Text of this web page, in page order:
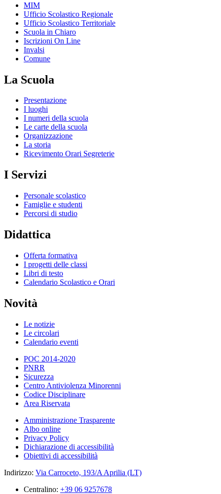
MIM
Ufficio Scolastico Regionale
Ufficio Scolastico Territoriale
Scuola in Chiaro
Iscrizioni On Line
Invalsi
Comune
La Scuola
Presentazione
I luoghi
I numeri della scuola
Le carte della scuola
Organizzazione
La storia
Ricevimento Orari Segreterie
I Servizi
Personale scolastico
Famiglie e studenti
Percorsi di studio
Didattica
Offerta formativa
I progetti delle classi
Libri di testo
Calendario Scolastico e Orari
Novità
Le notizie
Le circolari
Calendario eventi
POC 2014-2020
PNRR
Sicurezza
Centro Antiviolenza Minorenni
Codice Disciplinare
Area Riservata
Amministrazione Trasparente
Albo online
Privacy Policy
Dichiarazione di accessibilità
Obiettivi di accessibilità
Indirizzo: Via Carroceto, 193/A Aprilia (LT)
Centralino: +39 06 9257678